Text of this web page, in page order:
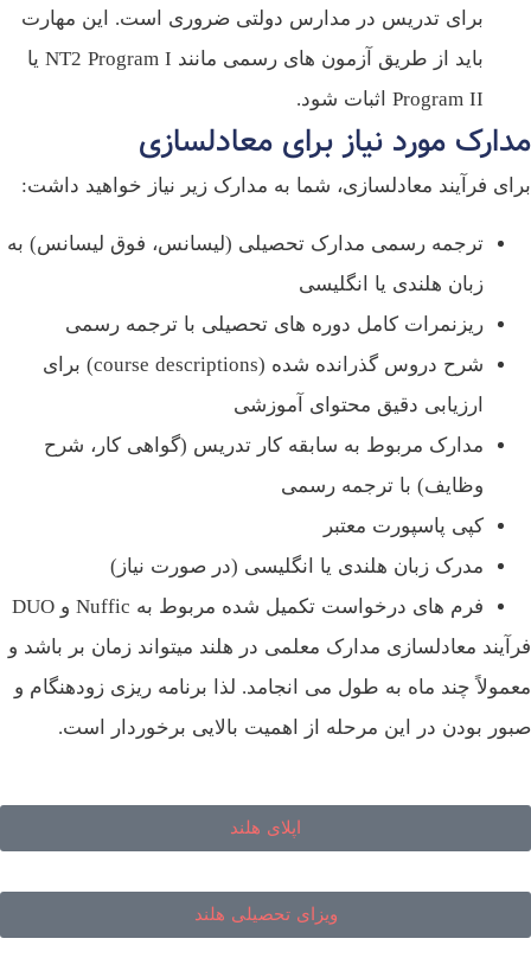
برای تدریس در مدارس دولتی ضروری است. این مهارت
باید از طریق آزمون‌ های رسمی مانند NT2 Program I یا
Program II اثبات شود.
مورد نیاز برای معادلسازی
فرآیند معادلسازی، شما به مدارک زیر نیاز خواهید داشت:
ترجمه رسمی مدارک تحصیلی (لیسانس، فوق لیسانس) به
زبان هلندی یا انگلیسی
ریزنمرات کامل دوره‌ های تحصیلی با ترجمه رسمی
شرح دروس گذرانده شده (course descriptions) برای
ارزیابی دقیق محتوای آموزشی
مدارک مربوط به سابقه کار تدریس (گواهی کار، شرح
وظایف) با ترجمه رسمی
کپی پاسپورت معتبر
مدرک زبان هلندی یا انگلیسی (در صورت نیاز)
فرم‌ های درخواست تکمیل شده مربوط به Nuffic و DUO
معادلسازی مدارک معلمی در هلند میتواند زمان‌ بر باشد و
چند ماه به طول می‌ انجامد. لذا برنامه‌ ریزی زودهنگام و
بودن در این مرحله از اهمیت بالایی برخوردار است.
اپلای هلند
ویزای تحصیلی هلند